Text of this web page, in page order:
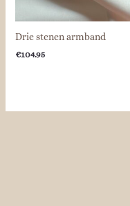
Drie stenen armband
€104.95